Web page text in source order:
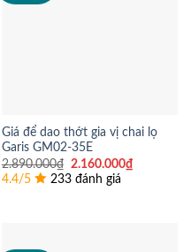
Giá để dao thớt gia vị chai lọ
Garis GM02-35E
2.890.000₫
Giá
gốc
là:
2.160.000₫Giá
hiện
4.4/5 233 đánh giá